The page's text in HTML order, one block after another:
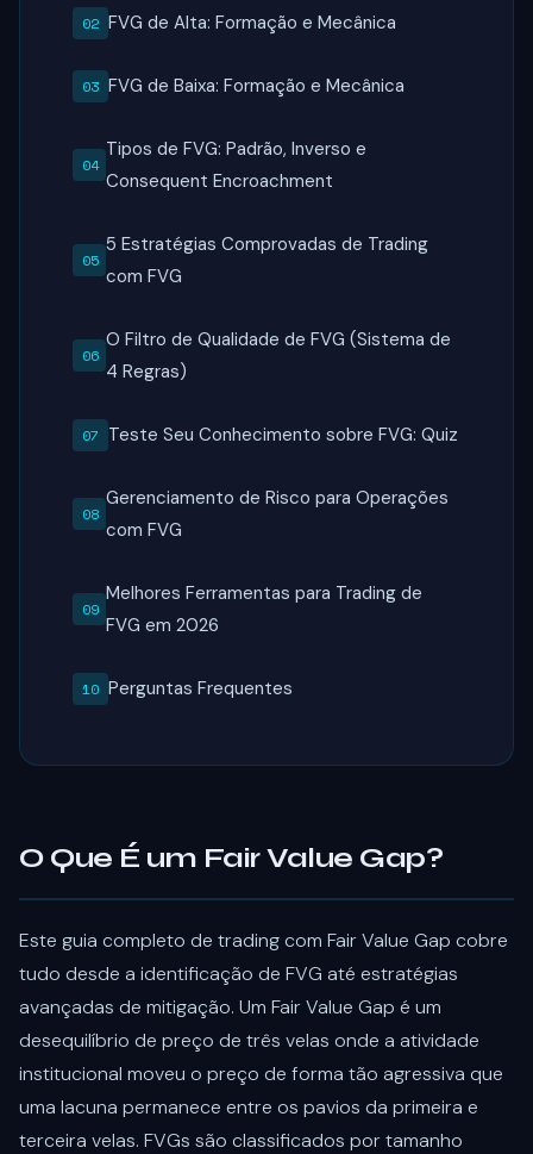
FVG de Alta: Formação e Mecânica
FVG de Baixa: Formação e Mecânica
Tipos de FVG: Padrão, Inverso e
Consequent Encroachment
5 Estratégias Comprovadas de Trading
com FVG
O Filtro de Qualidade de FVG (Sistema de
4 Regras)
Teste Seu Conhecimento sobre FVG: Quiz
Gerenciamento de Risco para Operações
com FVG
Melhores Ferramentas para Trading de
FVG em 2026
Perguntas Frequentes
O Que É um Fair Value Gap?
Este guia completo de trading com Fair Value Gap cobre
tudo desde a identificação de FVG até estratégias
avançadas de mitigação. Um Fair Value Gap é um
desequilíbrio de preço de três velas onde a atividade
institucional moveu o preço de forma tão agressiva que
uma lacuna permanece entre os pavios da primeira e
terceira velas. FVGs são classificados por tamanho